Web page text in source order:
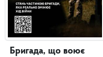
Бригада, що воює